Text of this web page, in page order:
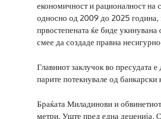
економичност и рационалност на
односно од 2009 до 2025 година,
првостепената ќе биде
смее да создаде правна
Главниот заклучок во пресудата
парите потекнувале од банкарски
Браќата Миладинови и
метри. Уште пред една деценија,